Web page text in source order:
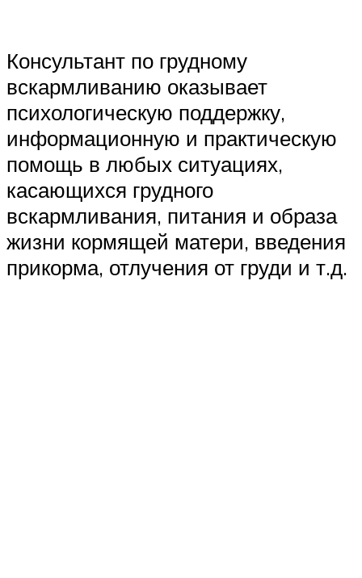
Консультант по грудному
вскармливанию оказывает
психологическую поддержку,
информационную и практическую
помощь в любых ситуациях,
касающихся грудного
вскармливания, питания и образа
жизни кормящей матери, введения
прикорма, отлучения от груди и т.д.